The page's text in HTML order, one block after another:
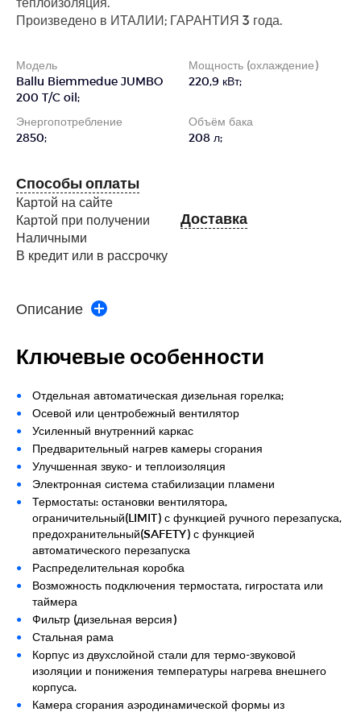
Произведено в ИТАЛИИ; ГАРАНТИЯ 3 года.
Модель
Ballu Biemmedue JUMBO
200 T/C oil;
Мощность (охлаждение)
220,9 кВт;
Энергопотребление
2850;
Объём бака
208 л;
Способы оплаты
Картой на сайте
Картой при получении
Наличными
В кредит или в рассрочку
Доставка
Описание
Ключевые особенности
Отдельная автоматическая дизельная горелка;
Осевой или центробежный вентилятор
Усиленный внутренний каркас
Предварительный нагрев камеры сгорания
Улучшенная звуко- и теплоизоляция
Электронная система стабилизации пламени
Термостаты: остановки вентилятора,
ограничительный(LIMIT) с функцией ручного перезапуска,
предохранительный(SAFETY) с функцией
автоматического перезапуска
Распределительная коробка
Возможность подключения термостата, гигростата или
таймера
Фильтр (дизельная версия)
Стальная рама
Корпус из двухслойной стали для термо-звуковой
изоляции и понижения температуры нагрева внешнего
корпуса.
Камера сгорания аэродинамической формы из